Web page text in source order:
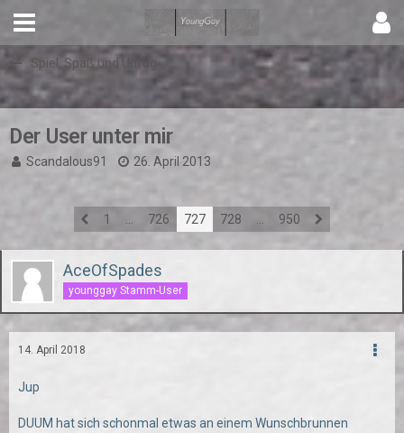
Spiel, Spaß und Unfug
Der User unter mir
Scandalous91 26. April 2013
1 726 727 728 950
AceOfSpades
younggay Stamm-User
14. April 2018
Jup
DUUM hat sich schonmal etwas an einem Wunschbrunnen